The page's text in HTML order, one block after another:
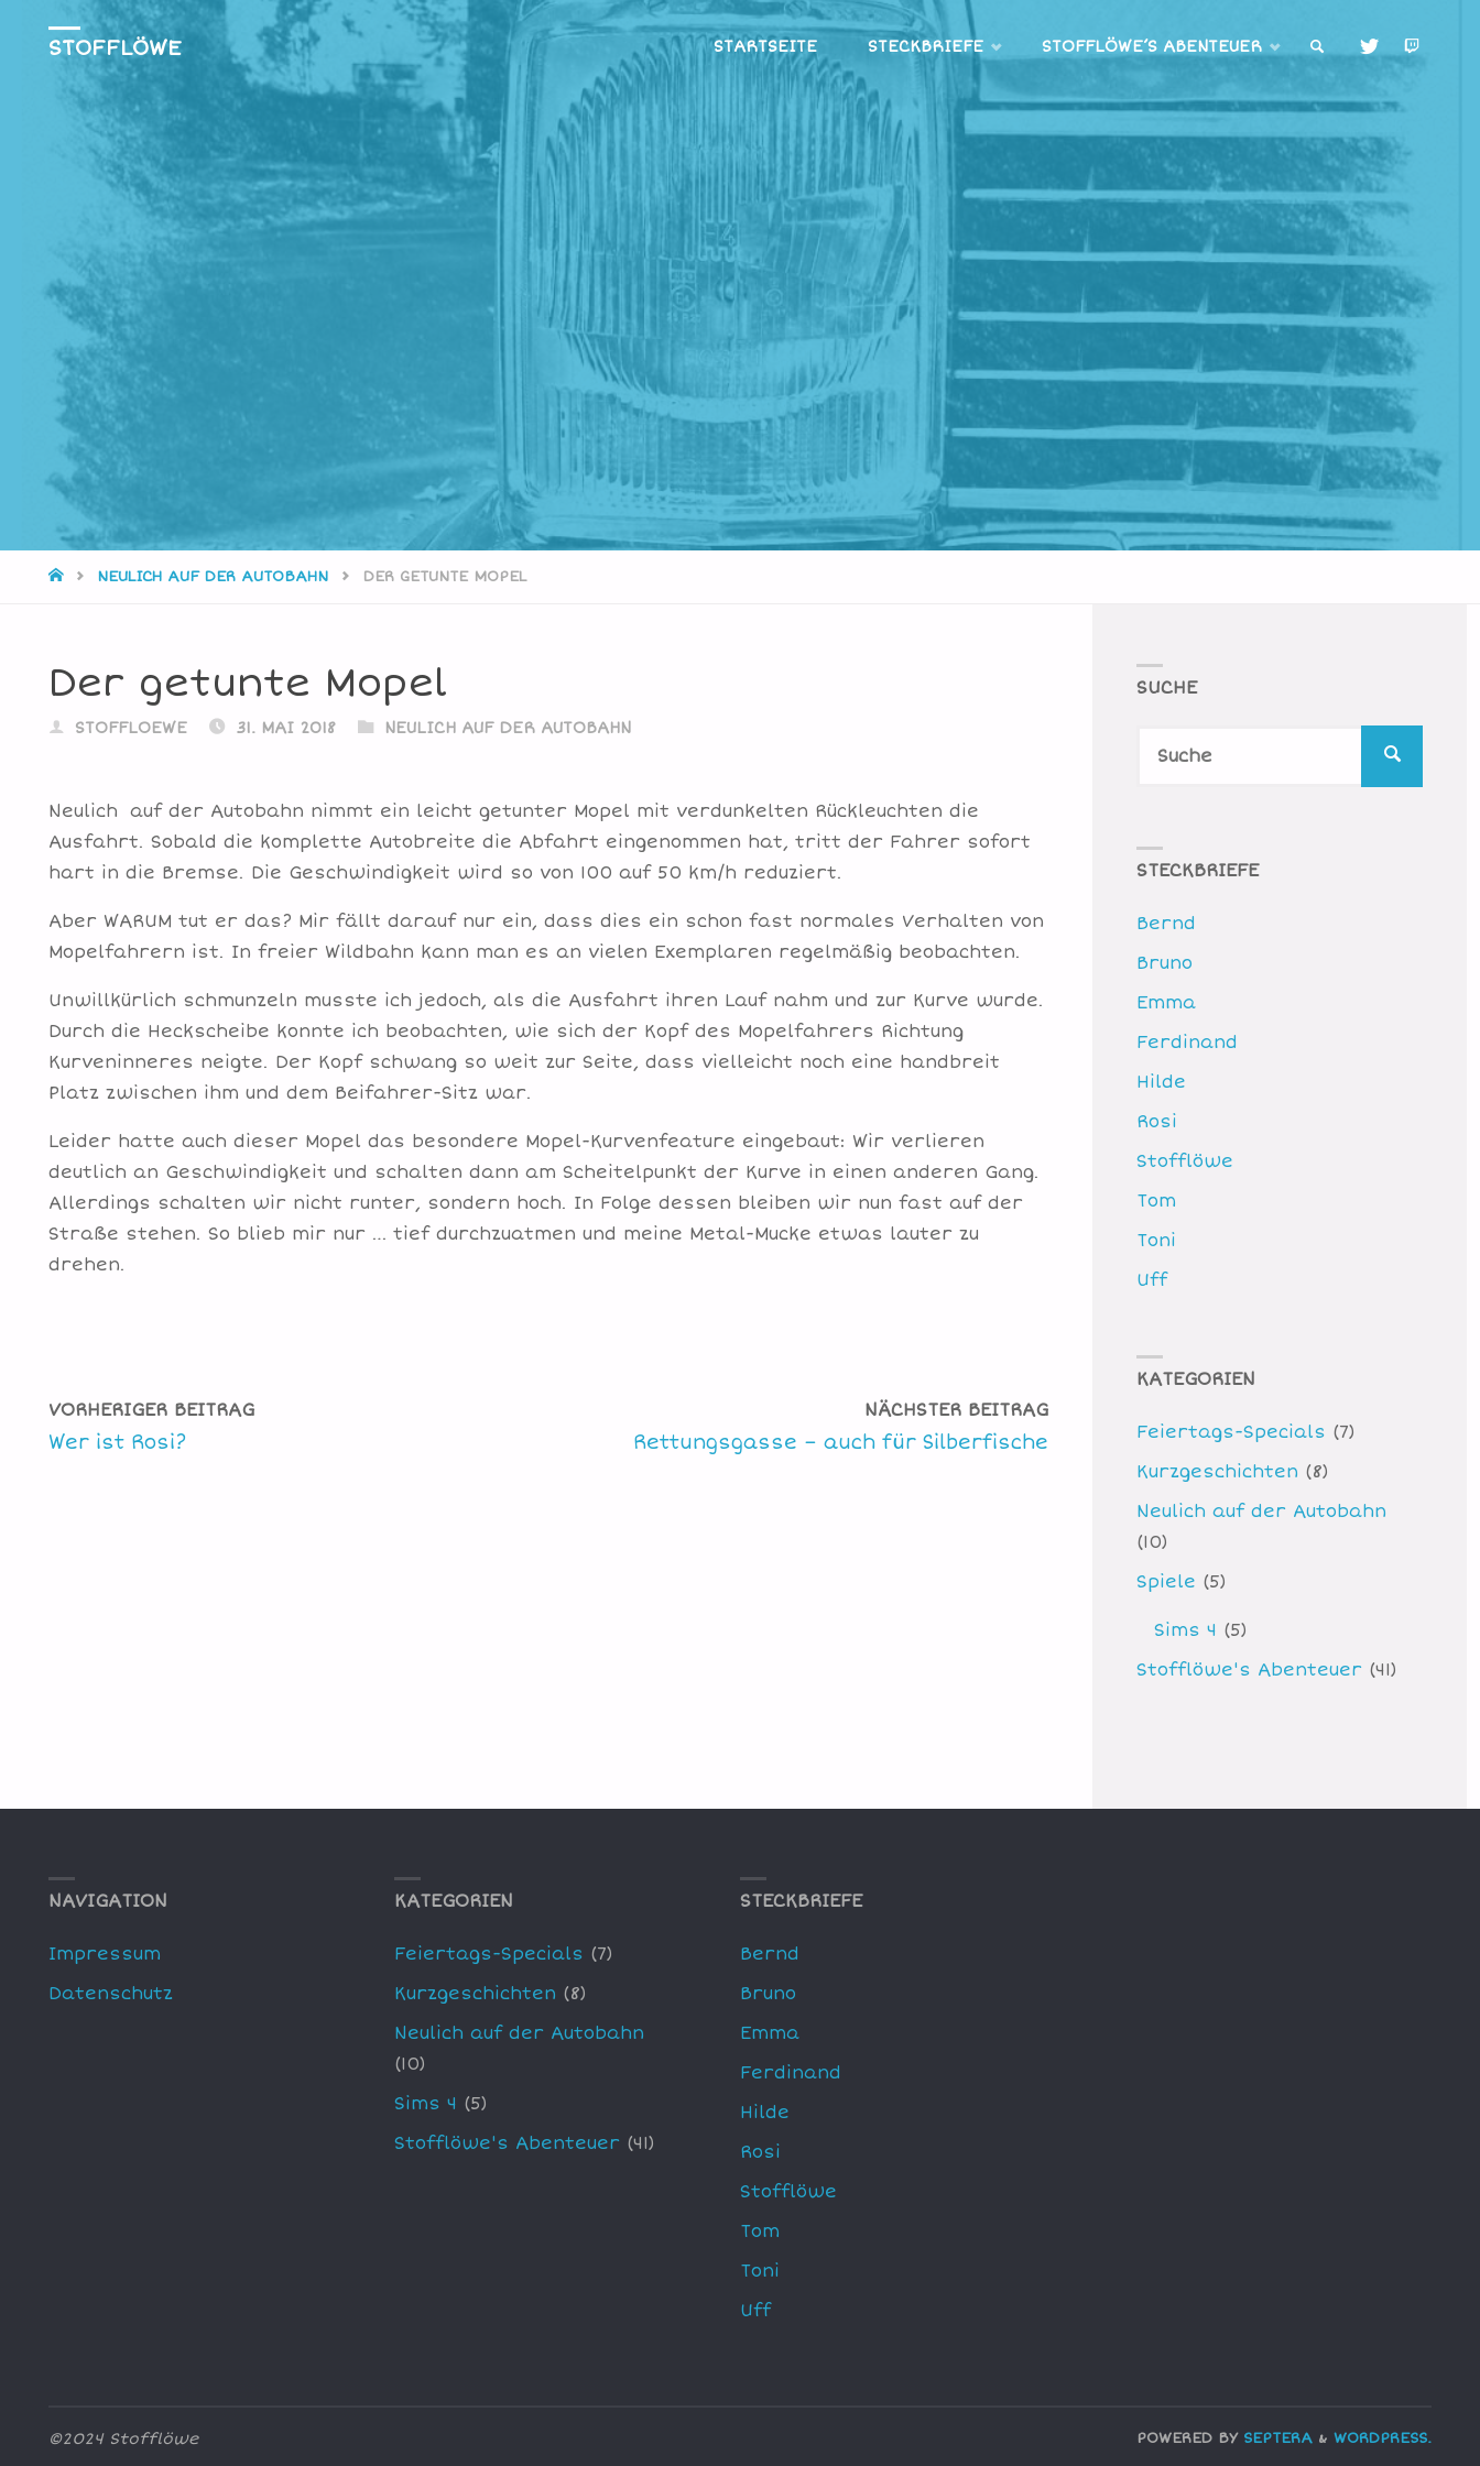
STOFFLÖWE
Zum
Inhalt
springen
STARTSEITE STECKBRIEFE STOFFLÖWE’S ABENTEUER
SUCHE
STARTSEITE
NEULICH AUF DER AUTOBAHN DER GETUNTE MOPEL
Der getunte Mopel
STOFFLOEWE 31. MAI 2018 NEULICH AUF DER AUTOBAHN
Neulich auf der Autobahn nimmt ein leicht getunter Mopel mit verdunkelten Rückleuchten die
Ausfahrt. Sobald die komplette Autobreite die Abfahrt eingenommen hat, tritt der Fahrer sofort
hart in die Bremse. Die Geschwindigkeit wird so von 100 auf 50 km/h reduziert.
Aber WARUM tut er das? Mir fällt darauf nur ein, dass dies ein schon fast normales Verhalten von
Mopelfahrern ist. In freier Wildbahn kann man es an vielen Exemplaren regelmäßig beobachten.
Unwillkürlich schmunzeln musste ich jedoch, als die Ausfahrt ihren Lauf nahm und zur Kurve wurde.
Durch die Heckscheibe konnte ich beobachten, wie sich der Kopf des Mopelfahrers Richtung
Kurveninneres neigte. Der Kopf schwang so weit zur Seite, dass vielleicht noch eine handbreit
Platz zwischen ihm und dem Beifahrer-Sitz war.
Leider hatte auch dieser Mopel das besondere Mopel-Kurvenfeature eingebaut: Wir verlieren
deutlich an Geschwindigkeit und schalten dann am Scheitelpunkt der Kurve in einen anderen Gang.
Allerdings schalten wir nicht runter, sondern hoch. In Folge dessen bleiben wir nun fast auf der
Straße stehen. So blieb mir nur … tief durchzuatmen und meine Metal-Mucke etwas lauter zu
drehen.
VORHERIGER BEITRAG
Wer ist Rosi?
NÄCHSTER BEITRAG
Rettungsgasse – auch für Silberfische
SUCHE
SUCHE
STECKBRIEFE
Bernd
Bruno
Emma
Ferdinand
Hilde
Rosi
Stofflöwe
Tom
Toni
Uff
KATEGORIEN
Feiertags-Specials (7)
Kurzgeschichten (8)
Neulich auf der Autobahn
(10)
Spiele (5)
Sims 4 (5)
Stofflöwe's Abenteuer(41)
NAVIGATION
Impressum
Datenschutz
KATEGORIEN
Feiertags-Specials (7)
Kurzgeschichten (8)
Neulich auf der Autobahn
(10)
Sims 4 (5)
Stofflöwe's Abenteuer (41)
STECKBRIEFE
Bernd
Bruno
Emma
Ferdinand
Hilde
Rosi
Stofflöwe
Tom
Toni
Uff
©2024 Stofflöwe POWERED BYSEPTERA & WORDPRESS.